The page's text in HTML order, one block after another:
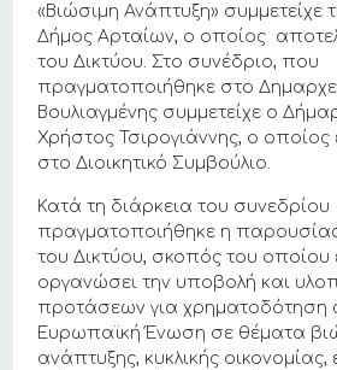
«Βιώσιμη Ανάπτυξη» συμμετείχε
Δήμος Αρταίων, ο οποίος
του Δικτύου. Στο συνέδριο, που
πραγματοποιήθηκε στο
Βουλιαγμένης συμμετείχε ο
Χρήστος Τσιρογιάννης, ο οποίος
στο Διοικητικό Συμβούλιο.
Κατά τη διάρκεια του συνεδρίου
πραγματοποιήθηκε η
του Δικτύου, σκοπός του οποίου
οργανώσει την υποβολή και
προτάσεων για χρηματοδότηση
Ευρωπαϊκή Ένωση σε θέματα
ανάπτυξης, κυκλικής οικονομίας,